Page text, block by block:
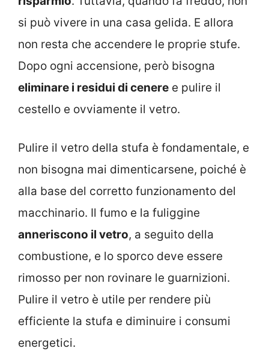
si può vivere in una casa gelida. E allora
non resta che accendere le proprie stufe.
Dopo ogni accensione, però bisogna
eliminare i residui di cenere e pulire il
cestello e ovviamente il vetro.
Pulire il vetro della stufa è fondamentale, e
non bisogna mai dimenticarsene, poiché è
alla base del corretto funzionamento del
macchinario. Il fumo e la fuliggine
anneriscono il vetro, a seguito della
combustione, e lo sporco deve essere
rimosso per non rovinare le guarnizioni.
Pulire il vetro è utile per rendere più
efficiente la stufa e diminuire i consumi
energetici.